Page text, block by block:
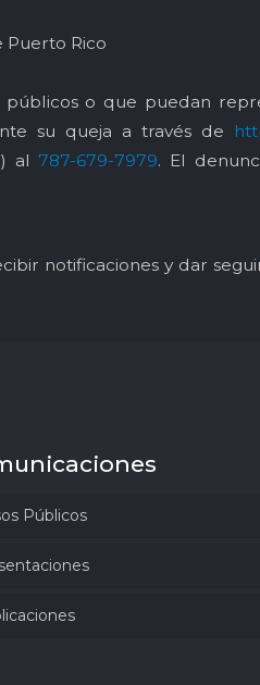
Puerto Rico
o que puedan
su queja a través de
al 787-679-7979. El
notificaciones y dar
Públicos